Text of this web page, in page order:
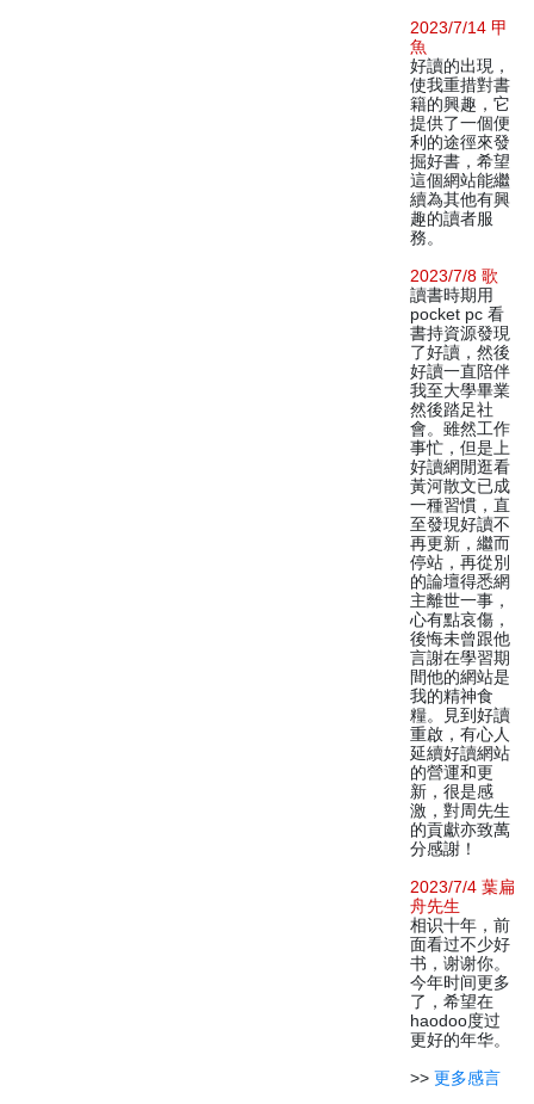
2023/7/14 甲
魚
好讀的出現，
使我重措對書
籍的興趣，它
提供了一個便
利的途徑來發
掘好書，希望
這個網站能繼
續為其他有興
趣的讀者服
務。
2023/7/8 歌
讀書時期用
pocket pc 看
書持資源發現
了好讀，然後
好讀一直陪伴
我至大學畢業
然後踏足社
會。雖然工作
事忙，但是上
好讀網閒逛看
黃河散文已成
一種習慣，直
至發現好讀不
再更新，繼而
停站，再從別
的論壇得悉網
主離世一事，
心有點哀傷，
後悔未曾跟他
言謝在學習期
間他的網站是
我的精神食
糧。見到好讀
重啟，有心人
延續好讀網站
的營運和更
新，很是感
激，對周先生
的貢獻亦致萬
分感謝！
2023/7/4 葉扁
舟先生
相识十年，前
面看过不少好
书，谢谢你。
今年时间更多
了，希望在
haodoo度过
更好的年华。
>> 更多感言